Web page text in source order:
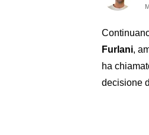
Furlani,
ha
decisione